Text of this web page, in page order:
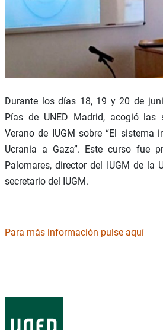
Durante los días 18, 19 y 20 de
Pías de UNED Madrid, acogió las
Verano de IUGM sobre “El sistema
Ucrania a Gaza”. Este curso fue
Palomares, director del IUGM de la
secretario del IUGM.
Para más información pulse aquí